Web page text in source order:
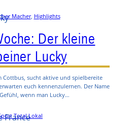
Macher, Highlights
Der kleine
Lucky
Cottbus, sucht aktive und spielbereite
euch kennenzulernen. Der Name
wenn man Lucky…
Total Lokal